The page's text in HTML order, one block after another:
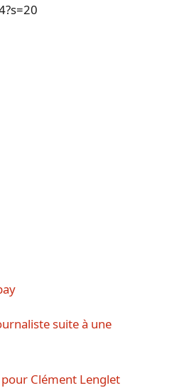
suite à une
Clément Lenglet